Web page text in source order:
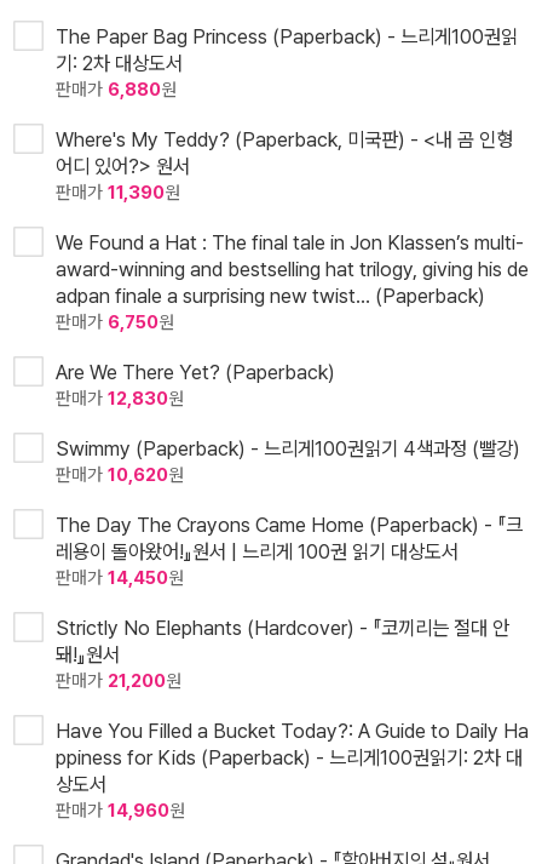
The Paper Bag Princess (Paperback) - 느리게100권읽
기: 2차 대상도서
판매가 6,880원
Where's My Teddy? (Paperback, 미국판) - <내 곰 인형
어디 있어?> 원서
판매가 11,390원
We Found a Hat : The final tale in Jon Klassen’s multi-
award-winning and bestselling hat trilogy, giving his de
adpan finale a surprising new twist... (Paperback)
판매가 6,750원
Are We There Yet? (Paperback)
판매가 12,830원
Swimmy (Paperback) - 느리게100권읽기 4색과정 (빨강)
판매가 10,620원
The Day The Crayons Came Home (Paperback) - 『크
레용이 돌아왔어!』원서 | 느리게 100권 읽기 대상도서
판매가 14,450원
Strictly No Elephants (Hardcover) - 『코끼리는 절대 안
돼!』원서
판매가 21,200원
Have You Filled a Bucket Today?: A Guide to Daily Ha
ppiness for Kids (Paperback) - 느리게100권읽기: 2차 대
상도서
판매가 14,960원